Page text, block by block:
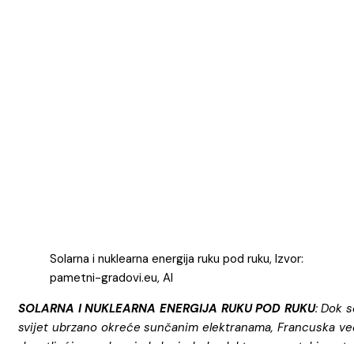
Solarna i nuklearna energija ruku pod ruku, Izvor:
pametni-gradovi.eu, AI
SOLARNA I NUKLEARNA ENERGIJA RUKU POD RUKU: Dok
svijet ubrzano okreće sunčanim elektranama, Francuska